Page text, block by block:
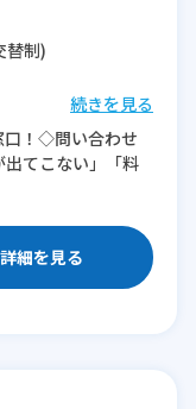
替制)
続きを見る
口！◇問い合わせ
てこない」「料
詳細を見る